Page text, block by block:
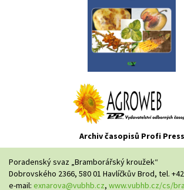
Archiv časopisů Profi Press
Poradenský svaz „Bramborářský kroužek“
Dobrovského 2366, 580 01 Havlíčkův Brod, tel.
e-mail: exnarova@vubhb.cz, www.vubhb.cz/cs/